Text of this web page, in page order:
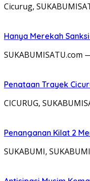
​Cicurug,
Hanya Merekah
Penataan Trayek
CICURUG,
Penanganan Kilat 2
SUKABUMI,